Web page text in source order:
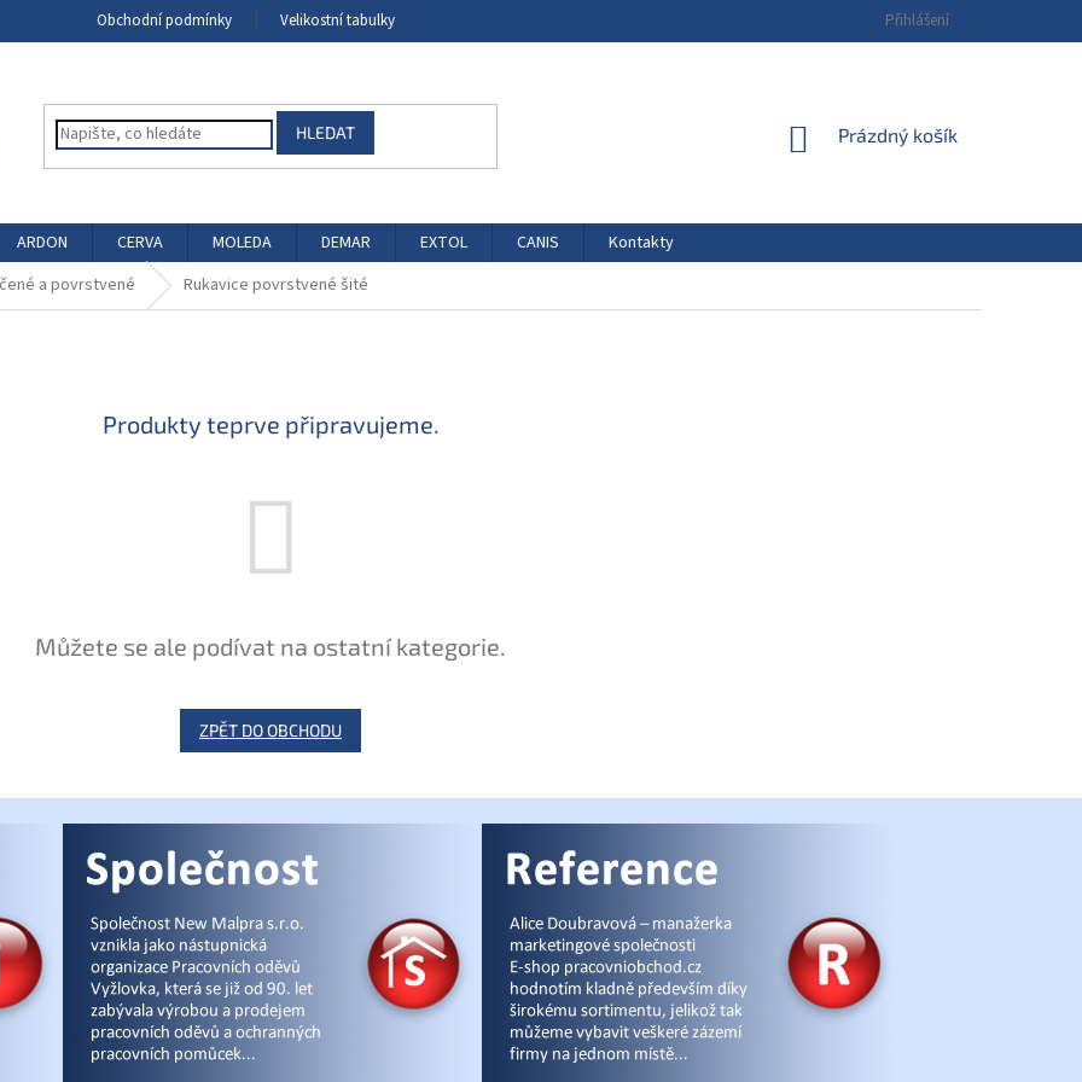
Obchodní podmínky Velikostní tabulky Přihlášení
HLEDAT
NÁKUPNÍ
Prázdný košík
ARDON CERVA MOLEDA DEMAR EXTOL CANIS
Kontakty
a povrstvené Rukavice povrstvené šité
Produkty teprve připravujeme.
Můžete se ale podívat na ostatní kategorie.
ZPĚT DO OBCHODU